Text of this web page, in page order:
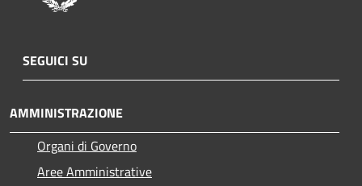
SEGUICI SU
AMMINISTRAZIONE
Organi di Governo
Aree Amministrative